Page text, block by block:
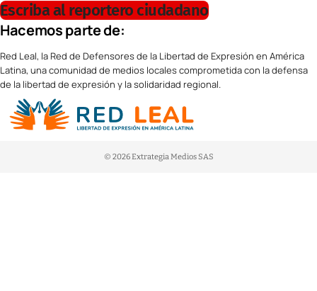
Escriba al reportero ciudadano
Hacemos parte de:
Red Leal, la Red de Defensores de la Libertad de Expresión en América
Latina, una comunidad de medios locales comprometida con la defensa
de la libertad de expresión y la solidaridad regional.
© 2026 Extrategia Medios SAS